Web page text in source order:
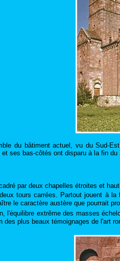
du bâtiment actuel, vu du Sud-
ses bas-côtés ont disparu à la fin
par deux chapelles étroites et
tours carrées. Partout jouent à
le caractère austère que pourrait
l'équilibre extrême des masses
des plus beaux témoignages de l'art